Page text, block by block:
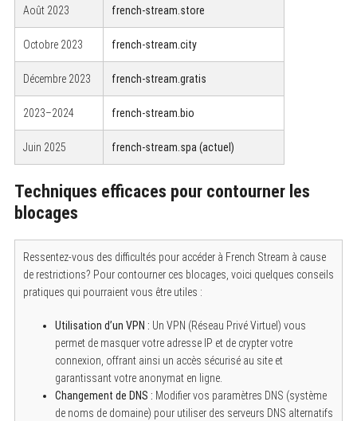
Août 2023 french-stream.store
Octobre 2023 french-stream.city
Décembre 2023 french-stream.gratis
2023–2024 french-stream.bio
Juin 2025 french-stream.spa (actuel)
Techniques efficaces pour contourner les
blocages
Ressentez-vous des difficultés pour accéder à French Stream à cause
de restrictions? Pour contourner ces blocages, voici quelques conseils
pratiques qui pourraient vous être utiles :
Utilisation d’un VPN : Un VPN (Réseau Privé Virtuel) vous
permet de masquer votre adresse IP et de crypter votre
connexion, offrant ainsi un accès sécurisé au site et
garantissant votre anonymat en ligne.
Changement de DNS : Modifier vos paramètres DNS (système
de noms de domaine) pour utiliser des serveurs DNS alternatifs